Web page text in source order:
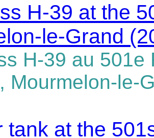
H-39 at the
le-Grand
H-39 au
Mourmelon-le-
tank at the